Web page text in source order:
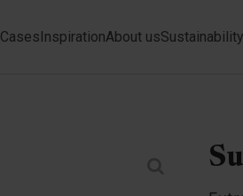
CasesInspirationAbout usSustainability